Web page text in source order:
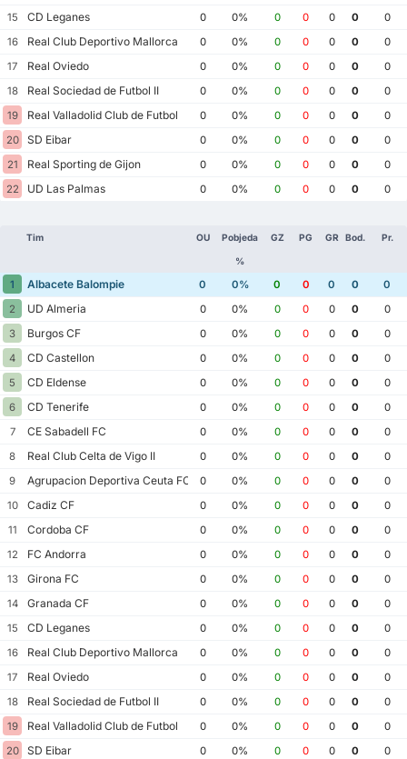
15
CD Leganes 0 0% 0 0 0 0
0
16
Real Club Deportivo Mallorca 0 0% 0 0 0 0
0
17
Real Oviedo 0 0% 0 0 0 0
0
18
Real Sociedad de Futbol II 0 0% 0 0 0 0
0
19
Real Valladolid Club de Futbol 0 0% 0 0 0 0
0
20
SD Eibar 0 0% 0 0 0 0
0
21
Real Sporting de Gijon 0 0% 0 0 0 0
0
22
UD Las Palmas 0 0% 0 0 0 0 0
Tim OU Pobjeda
%
GZ PG GR Bod. Pr.
1 Albacete Balompie 0 0% 0 0 0 0
0
2
UD Almeria 0 0% 0 0 0 0
0
3
Burgos CF 0 0% 0 0 0 0
0
4
CD Castellon 0 0% 0 0 0 0
0
5
CD Eldense 0 0% 0 0 0 0
0
6
CD Tenerife 0 0% 0 0 0 0
0
7
CE Sabadell FC 0 0% 0 0 0 0
0
8
Real Club Celta de Vigo II 0 0% 0 0 0 0
0
9
Agrupacion Deportiva Ceuta FC 0 0% 0 0 0 0
0
10
Cadiz CF 0 0% 0 0 0 0
0
11
Cordoba CF 0 0% 0 0 0 0
0
12
FC Andorra 0 0% 0 0 0 0
0
13
Girona FC 0 0% 0 0 0 0
0
14
Granada CF 0 0% 0 0 0 0
0
15
CD Leganes 0 0% 0 0 0 0
0
16
Real Club Deportivo Mallorca 0 0% 0 0 0 0
0
17
Real Oviedo 0 0% 0 0 0 0
0
18
Real Sociedad de Futbol II 0 0% 0 0 0 0
0
19
Real Valladolid Club de Futbol 0 0% 0 0 0 0
0
20
SD Eibar 0 0% 0 0 0 0
0